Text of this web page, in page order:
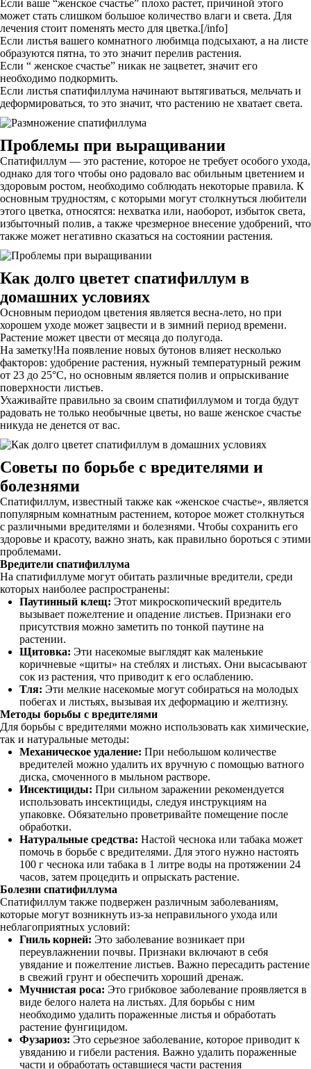
Если ваше “женское счастье” плохо растет, причиной этого
может стать слишком большое количество влаги и света. Для
лечения стоит поменять место для цветка.[/info]
Если листья вашего комнатного любимца подсыхают, а на листе
образуются пятна, то это значит перелив растения.
Если “ женское счастье” никак не зацветет, значит его
необходимо подкормить.
Если листья спатифиллума начинают вытягиваться, мельчать и
деформироваться, то это значит, что растению не хватает света.
Проблемы при выращивании
Спатифиллум — это растение, которое не требует особого ухода,
однако для того чтобы оно радовало вас обильным цветением и
здоровым ростом, необходимо соблюдать некоторые правила. К
основным трудностям, с которыми могут столкнуться любители
этого цветка, относятся: нехватка или, наоборот, избыток света,
избыточный полив, а также чрезмерное внесение удобрений, что
также может негативно сказаться на состоянии растения.
Как долго цветет спатифиллум в
домашних условиях
Основным периодом цветения является весна-лето, но при
хорошем уходе может зацвести и в зимний период времени.
Растение может цвести от месяца до полугода.
На заметку!На появление новых бутонов влияет несколько
факторов: удобрение растения, нужный температурный режим
от 23 до 25°С, но основным является полив и опрыскивание
поверхности листьев.
Ухаживайте правильно за своим спатифиллумом и тогда будут
радовать не только необычные цветы, но ваше женское счастье
никуда не денется от вас.
Советы по борьбе с вредителями и
болезнями
Спатифиллум, известный также как «женское счастье», является
популярным комнатным растением, которое может столкнуться
с различными вредителями и болезнями. Чтобы сохранить его
здоровье и красоту, важно знать, как правильно бороться с этими
проблемами.
Вредители спатифиллума
На спатифиллуме могут обитать различные вредители, среди
которых наиболее распространены:
Паутинный клещ: Этот микроскопический вредитель
вызывает пожелтение и опадение листьев. Признаки его
присутствия можно заметить по тонкой паутине на
растении.
Щитовка: Эти насекомые выглядят как маленькие
коричневые «щиты» на стеблях и листьях. Они высасывают
сок из растения, что приводит к его ослаблению.
Тля: Эти мелкие насекомые могут собираться на молодых
побегах и листьях, вызывая их деформацию и желтизну.
Методы борьбы с вредителями
Для борьбы с вредителями можно использовать как химические,
так и натуральные методы:
Механическое удаление: При небольшом количестве
вредителей можно удалить их вручную с помощью ватного
диска, смоченного в мыльном растворе.
Инсектициды: При сильном заражении рекомендуется
использовать инсектициды, следуя инструкциям на
упаковке. Обязательно проветривайте помещение после
обработки.
Натуральные средства: Настой чеснока или табака может
помочь в борьбе с вредителями. Для этого нужно настоять
100 г чеснока или табака в 1 литре воды на протяжении 24
часов, затем процедить и опрыскать растение.
Болезни спатифиллума
Спатифиллум также подвержен различным заболеваниям,
которые могут возникнуть из-за неправильного ухода или
неблагоприятных условий:
Гниль корней: Это заболевание возникает при
переувлажнении почвы. Признаки включают в себя
увядание и пожелтение листьев. Важно пересадить растение
в свежий грунт и обеспечить хороший дренаж.
Мучнистая роса: Это грибковое заболевание проявляется в
виде белого налета на листьях. Для борьбы с ним
необходимо удалить пораженные листья и обработать
растение фунгицидом.
Фузариоз: Это серьезное заболевание, которое приводит к
увяданию и гибели растения. Важно удалить пораженные
части и обработать оставшиеся части растения